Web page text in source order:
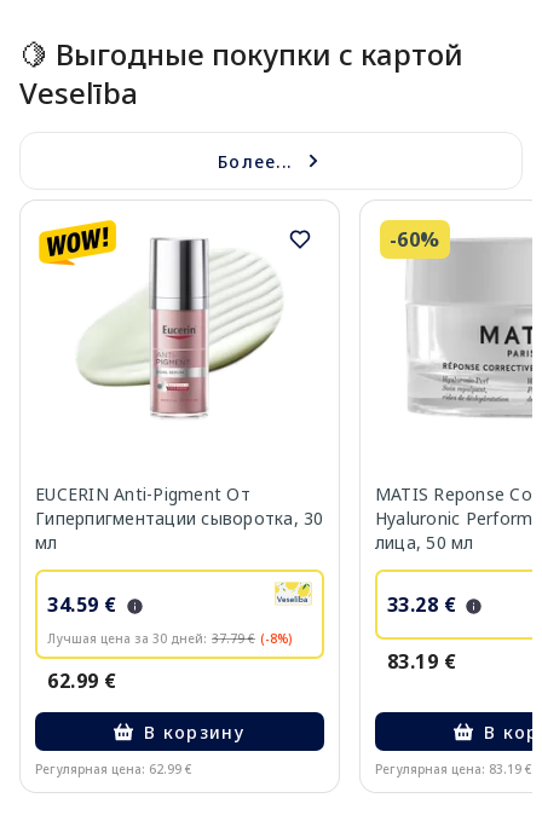
🍋 Выгодные покупки с картой
Veselība
Более...
EUCERIN Anti-Pigment От
Гиперпигментации сыворотка, 30
мл
34.59 €
Лучшая цена за 30 дней: 37.79 € (-8%)
62.99 €
В корзину
Регулярная цена: 62.99 €
-60%
MATIS Reponse
Hyaluronic
лица, 50 мл
33.28 €
83.19 €
В
Регулярная цена: 83.19 €